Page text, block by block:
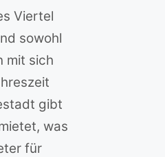
Viertel
sowohl
mit sich
gibt
was
für